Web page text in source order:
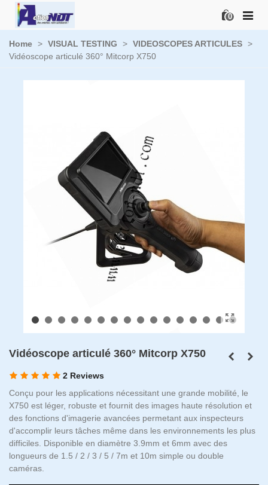
0
Home > VISUAL TESTING > VIDEOSCOPES ARTICULES >
Vidéoscope articulé 360° Mitcorp X750
Vidéoscope articulé 360° Mitcorp X750
2 Reviews
Conçu pour les applications nécessitant une grande mobilité, le
X750 est léger, robuste et fournit des images haute résolution et
des fonctions d'imagerie avancées permetant aux inspecteurs
d'accomplir leurs tâches même dans les environnements les plus
difficiles. Disponible en diamètre 3.9mm et 6mm avec des
longueurs de 1.5 / 2 / 3 / 5 / 7m et 10m simple ou double
caméras.